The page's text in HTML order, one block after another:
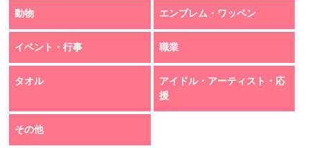
動物 エンブレム・ワッペン
イベント・行事 職業
タオル
アイドル・アーティスト・応
援
その他